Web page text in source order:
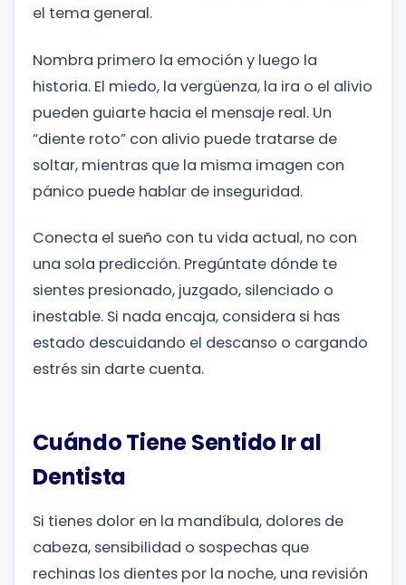
el tema general.
Nombra primero la emoción y luego la
historia. El miedo, la vergüenza, la ira o el alivio
pueden guiarte hacia el mensaje real. Un
“diente roto” con alivio puede tratarse de
soltar, mientras que la misma imagen con
pánico puede hablar de inseguridad.
Conecta el sueño con tu vida actual, no con
una sola predicción. Pregúntate dónde te
sientes presionado, juzgado, silenciado o
inestable. Si nada encaja, considera si has
estado descuidando el descanso o cargando
estrés sin darte cuenta.
Cuándo Tiene Sentido Ir al
Dentista
Si tienes dolor en la mandíbula, dolores de
cabeza, sensibilidad o sospechas que
rechinas los dientes por la noche, una revisión